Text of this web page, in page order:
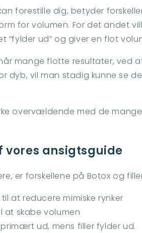
forestille dig, betyder
for volumen. For det andet
”fylder ud” og giver en flot
mange flotte resultater, ved
dyb, vil man stadig kunne se
overvældende med de
vores ansigtsguide
er forskellene på Botox og
at reducere mimiske rynker
at skabe volumen
ud, mens filler fylder ud.